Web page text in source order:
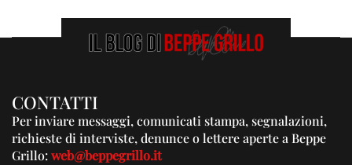
CONTATTI
Per inviare messaggi, comunicati stampa, segnalazioni,
richieste di interviste, denunce o lettere aperte a Beppe
Grillo:web@beppegrillo.it